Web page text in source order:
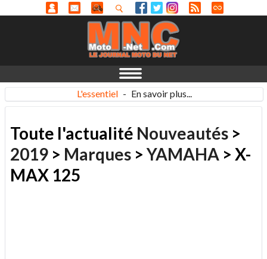
L'essentiel - En savoir plus...
Toute l'actualité Nouveautés >
2019 > Marques >YAMAHA > X-
MAX 125